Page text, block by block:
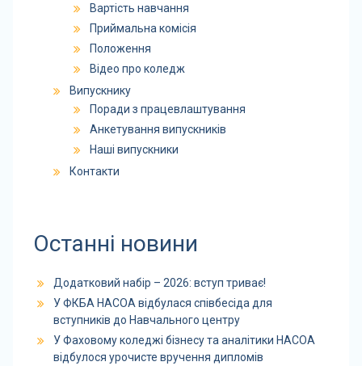
Вартість навчання
Приймальна комісія
Положення
Відео про коледж
Випускнику
Поради з працевлаштування
Анкетування випускників
Наші випускники
Контакти
Останні новини
Додатковий набір – 2026: вступ триває!
У ФКБА НАСОА відбулася співбесіда для
вступників до Навчального центру
У Фаховому коледжі бізнесу та аналітики НАСОА
відбулося урочисте вручення дипломів